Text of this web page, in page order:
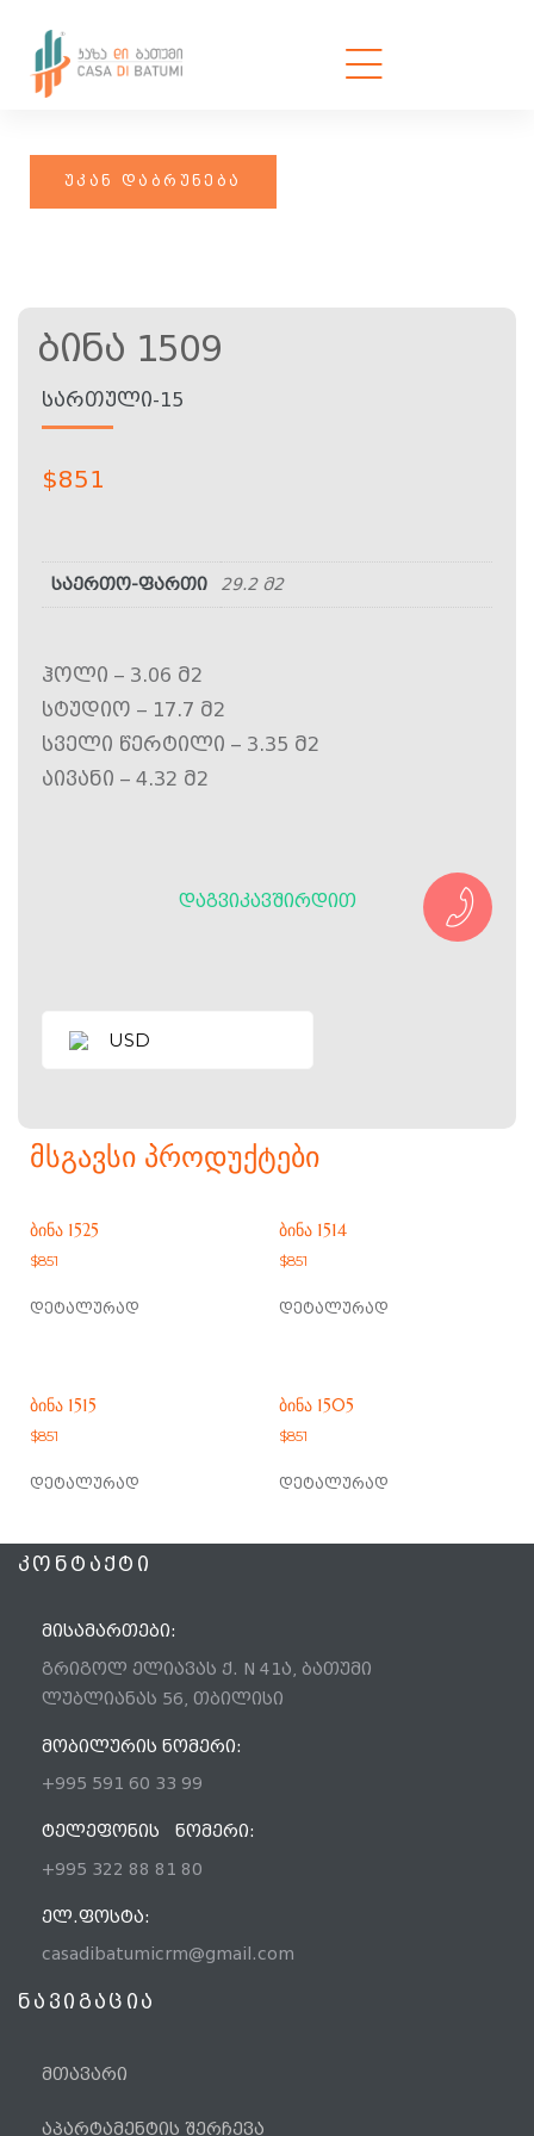
Ბინა 1509
ᲡᲐᲠᲗᲣᲚᲘ-15
$851
საერთო-ფართი 29.2 მ2
ჰოლი – 3.06 მ2
სტუდიო – 17.7 მ2
სველი წერტილი – 3.35 მ2
აივანი – 4.32 მ2
ᲓᲐᲒᲕᲘᲙᲐᲕᲨᲘᲠᲓᲘᲗ
USD
ᲛᲡᲒᲐᲕᲡᲘ ᲞᲠᲝᲓᲣᲥᲢᲔᲑᲘ
ᲑᲘᲜᲐ 1525
$851
დეტალურად
ᲑᲘᲜᲐ 1514
$851
დეტალურად
ᲑᲘᲜᲐ 1515
$851
დეტალურად
ᲑᲘᲜᲐ 1505
$851
დეტალურად
ᲙᲝᲜᲢᲐᲥᲢᲘ
ᲛᲘᲡᲐᲛᲐᲠᲗᲔᲑᲘ:
გრიგოლ ელიავას ქ. N 41ა, ბათუმი
ლუბლიანას 56, თბილისი
ᲛᲝᲑᲘᲚᲣᲠᲘᲡ ᲜᲝᲛᲔᲠᲘ:
+995 591 60 33 99
ᲢᲔᲚᲔᲤᲝᲜᲘᲡ ᲜᲝᲛᲔᲠᲘ:
+995 322 88 81 80
ᲔᲚ.ᲤᲝᲡᲢᲐ:
casadibatumicrm@gmail.com
ნავიგაცია
მთავარი
აპარტამენტის შერჩევა